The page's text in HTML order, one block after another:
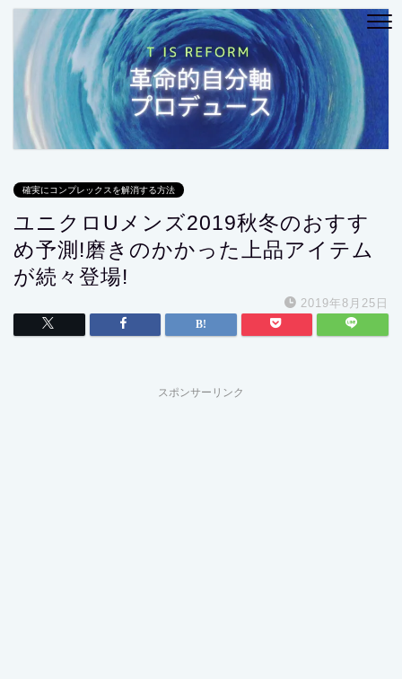
確実にコンプレックスを解消する方法
ユニクロUメンズ2019秋冬のおすす
め予測!磨きのかかった上品アイテム
が続々登場!
2019年8月25日
スポンサーリンク